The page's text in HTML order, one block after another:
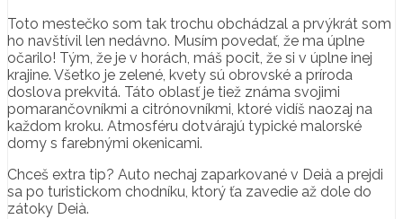
Toto mestečko som tak trochu obchádzal a prvýkrát som
ho navštívil len nedávno. Musím povedať, že ma úplne
očarilo! Tým, že je v horách, máš pocit, že si v úplne inej
krajine. Všetko je zelené, kvety sú obrovské a príroda
doslova prekvitá. Táto oblasť je tiež známa svojimi
pomarančovníkmi a citrónovníkmi, ktoré vidíš naozaj na
každom kroku. Atmosféru dotvárajú typické malorské
domy s farebnými okenicami.
Chceš extra tip? Auto nechaj zaparkované v Deià a prejdi
sa po turistickom chodníku, ktorý ťa zavedie až dole do
zátoky Deià.